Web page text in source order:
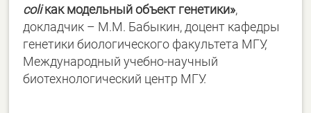
coliкак модельный объект генетики»,
докладчик – М.М. Бабыкин, доцент кафедры
генетики биологического факультета МГУ,
Международный учебно-научный
биотехнологический центр МГУ.